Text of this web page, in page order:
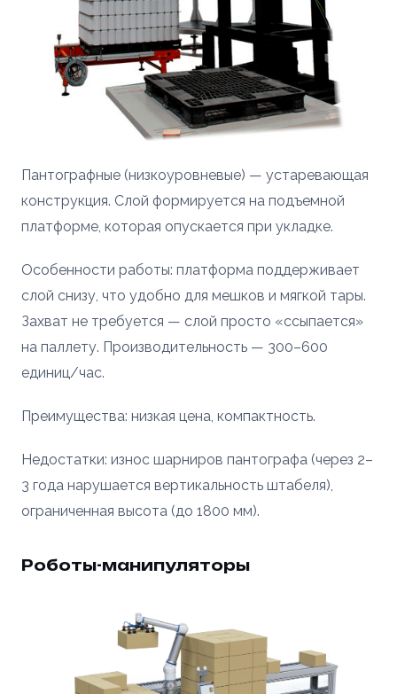
Пантографные (низкоуровневые) — устаревающая
конструкция. Слой формируется на подъемной
платформе, которая опускается при укладке.
Особенности работы: платформа поддерживает
слой снизу, что удобно для мешков и мягкой тары.
Захват не требуется — слой просто «ссыпается»
на паллету. Производительность — 300–600
единиц/час.
Преимущества: низкая цена, компактность.
Недостатки: износ шарниров пантографа (через 2–
3 года нарушается вертикальность штабеля),
ограниченная высота (до 1800 мм).
Роботы-манипуляторы